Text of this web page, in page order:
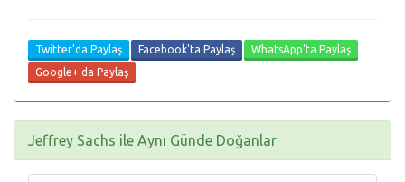
Twitter'da Paylaş Facebook'ta Paylaş
WhatsApp'ta Paylaş
Google+'da Paylaş
Jeffrey Sachs ile Aynı Günde Doğanlar